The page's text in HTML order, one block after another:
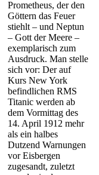
Prometheus, der den
Göttern das Feuer
stiehlt – und Neptun
– Gott der Meere –
exemplarisch zum
Ausdruck. Man stelle
sich vor: Der auf
Kurs New York
befindlichen RMS
Titanic werden ab
dem Vormittag des
14. April 1912 mehr
als ein halbes
Dutzend Warnungen
vor Eisbergen
zugesandt, zuletzt